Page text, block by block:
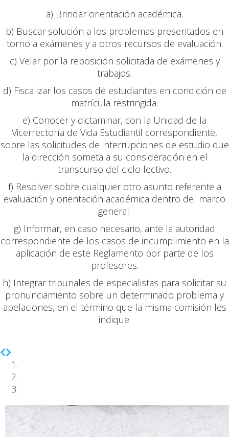
a) Brindar orientación académica.
b) Buscar solución a los problemas presentados en
torno a exámenes y a otros recursos de evaluación.
c) Velar por la reposición solicitada de exámenes y
trabajos.
d) Fiscalizar los casos de estudiantes en condición de
matrícula restringida.
e) Conocer y dictaminar, con la Unidad de la
Vicerrectoría de Vida Estudiantil correspondiente,
sobre las solicitudes de interrupciones de estudio que
la dirección someta a su consideración en el
transcurso del ciclo lectivo.
f) Resolver sobre cualquier otro asunto referente a
evaluación y orientación académica dentro del marco
general.
g) Informar, en caso necesario, ante la autoridad
correspondiente de los casos de incumplimiento en la
aplicación de este Reglamento por parte de los
profesores.
h) Integrar tribunales de especialistas para solicitar su
pronunciamiento sobre un determinado problema y
apelaciones, en el término que la misma comisión les
indique.